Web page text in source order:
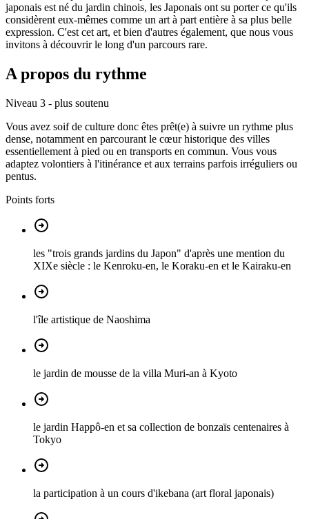
japonais est né du jardin chinois, les Japonais ont su porter ce qu'ils
considèrent eux-mêmes comme un art à part entière à sa plus belle
expression. C'est cet art, et bien d'autres également, que nous vous
invitons à découvrir le long d'un parcours rare.
A propos du rythme
Niveau 3 - plus soutenu
Vous avez soif de culture donc êtes prêt(e) à suivre un rythme plus
dense, notamment en parcourant le cœur historique des villes
essentiellement à pied ou en transports en commun. Vous vous
adaptez volontiers à l'itinérance et aux terrains parfois irréguliers ou
pentus.
Points forts
les "trois grands jardins du Japon" d'après une mention du
XIXe siècle : le Kenroku-en, le Koraku-en et le Kairaku-en
l'île artistique de Naoshima
le jardin de mousse de la villa Muri-an à Kyoto
le jardin Happô-en et sa collection de bonzaïs centenaires à
Tokyo
la participation à un cours d'ikebana (art floral japonais)